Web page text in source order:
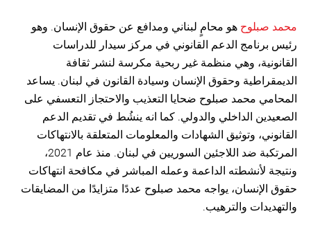
محمد صبلوح هو محامٍ لبناني ومدافع عن حقوق الإنسان. وهو
رئيس برنامج الدعم القانوني في مركز سيدار للدراسات
القانونية، وهي منظمة غير ربحية مكرسة لنشر ثقافة
الديمقراطية وحقوق الإنسان وسيادة القانون في لبنان. يساعد
المحامي محمد صبلوح ضحايا التعذيب والاحتجاز التعسفي على
الصعيدين الداخلي والدولي. كما انه ينشُط في تقديم الدعم
القانوني، وتوثيق الشهادات والمعلومات المتعلقة بالانتهاكات
المرتكبة ضد اللاجئين السوريين في لبنان. منذ عام 2021،
ونتيجة لأنشطته الداعمة وعمله المباشر في مكافحة انتهاكات
حقوق الإنسان، يواجه محمد صبلوح عددًا متزايدًا من المضايقات
والتهديدات والترهيب.